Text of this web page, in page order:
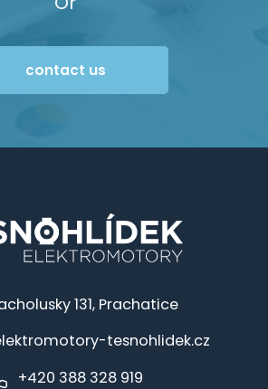
contact us
131, Prachatice
tesnohlidek.cz
+420 388 328 919